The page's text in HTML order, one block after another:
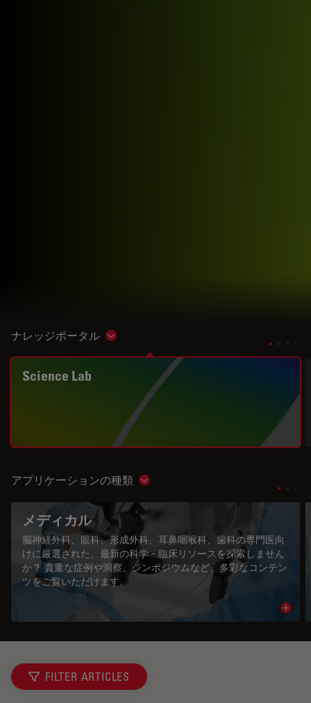
ナレッジポータル Show subnavigation
Science Lab
アプリケーションの種類 Show subnavigation
メディカル
脳神経外科、眼科、形成外科、耳鼻咽喉科、歯科の専門医向
けに厳選された、最新の科学・臨床リソースを探索しません
か？ 貴重な症例や洞察、シンポジウムなど、多彩なコンテン
ツをご覧いただけます。
FILTER ARTICLES